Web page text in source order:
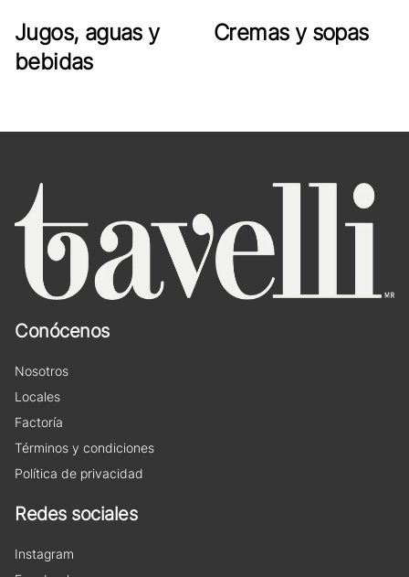
Jugos, aguas y
bebidas
Cremas y sopas
Conócenos
Nosotros
Locales
Factoría
Términos y condiciones
Política de privacidad
Redes sociales
Instagram